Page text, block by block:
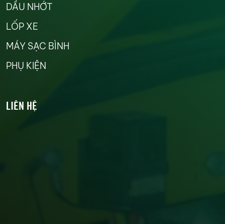
DẦU NHỚT
LỐP XE
MÁY SẠC BÌNH
PHỤ KIỆN
LIÊN HỆ